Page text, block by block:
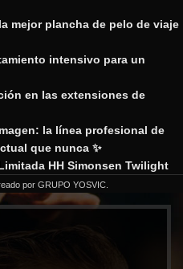
mejor plancha de pelo de viaje
intensivo para un
en las extensiones de
la línea profesional de
que nunca ✨
HH Simonsen Twilight
por GRUPO YOSVIC.